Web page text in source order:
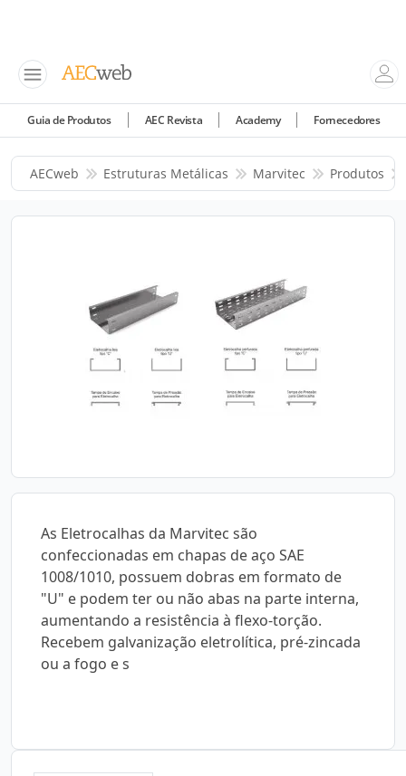
Guia de Produtos AEC Revista Academy Fornecedores
AECweb Estruturas Metálicas Marvitec Produtos
As Eletrocalhas da Marvitec são
confeccionadas em chapas de aço SAE
1008/1010, possuem dobras em formato de
"U" e podem ter ou não abas na parte interna,
aumentando a resistência à flexo-torção.
Recebem galvanização eletrolítica, pré-zincada
ou a fogo e s